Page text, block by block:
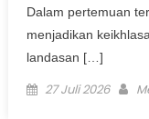
Dalam pertemuan
menjadikan
landasan […]
Posted on
27 Juli 2026